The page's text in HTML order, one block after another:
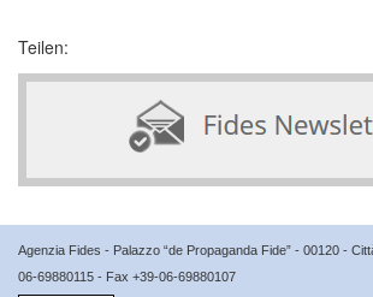
Teilen:
Agenzia Fides - Palazzo “de Propaganda Fide” - 00120 -
06-69880115 - Fax +39-06-69880107